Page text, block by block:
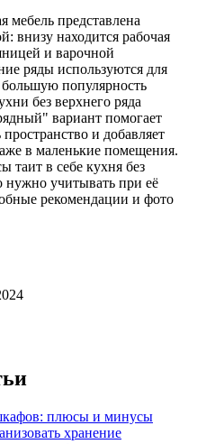
мебель представлена
внизу находится рабочая
и варочной
ряды используются для
популярность
без верхнего ряда
вариант помогает
и добавляет
в маленькие помещения.
в себе кухня без
учитывать при её
рекомендации и фото
плюсы и минусы
хранение